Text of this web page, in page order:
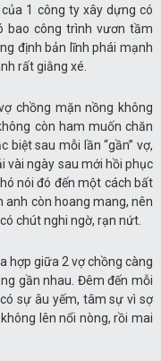
1 công ty xây dựng có
bao công trình vươn tầm
định bản lĩnh phái mạnh
rất giằng xé.
chồng mặn nồng không
còn ham muốn chăn
sau mỗi lần “gần” vợ,
vài ngày sau mới hồi phục
nói đó đến một cách bất
anh còn hoang mang, nên
chút nghi ngờ, rạn nứt.
hợp giữa 2 vợ chồng càng
gần nhau. Đêm đến mỗi
sự âu yếm, tâm sự vì sợ
lên nổi nòng, rồi mai